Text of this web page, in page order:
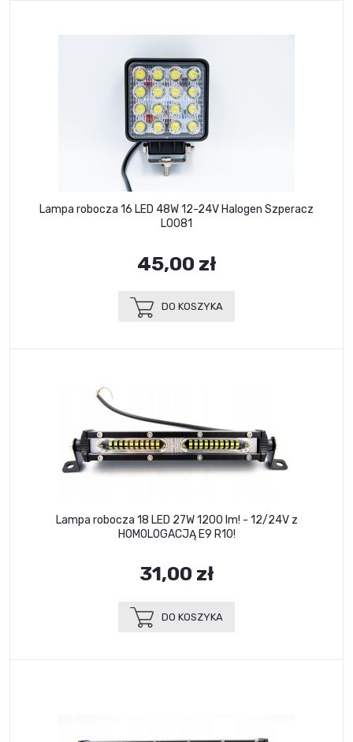
Lampa robocza 16 LED 48W 12-24V Halogen Szperacz
L0081
45,00 zł
DO KOSZYKA
Lampa robocza 18 LED 27W 1200 lm! - 12/24V z
HOMOLOGACJĄ E9 R10!
31,00 zł
DO KOSZYKA